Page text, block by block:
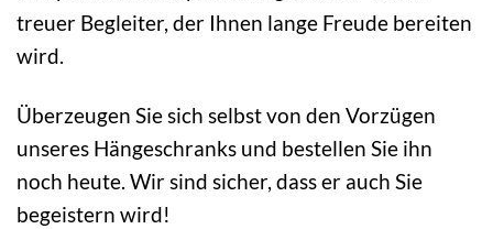
treuer Begleiter, der Ihnen lange Freude bereiten
wird.
Überzeugen Sie sich selbst von den Vorzügen
unseres Hängeschranks und bestellen Sie ihn
noch heute. Wir sind sicher, dass er auch Sie
begeistern wird!